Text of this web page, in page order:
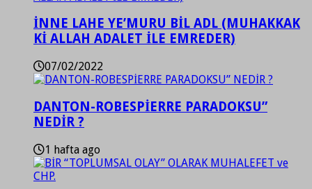
İNNE LAHE YE’MURU BİL ADL (MUHAKKAK
Kİ ALLAH ADALET İLE EMREDER)
07/02/2022
DANTON-ROBESPİERRE PARADOKSU”
NEDİR ?
1 hafta ago